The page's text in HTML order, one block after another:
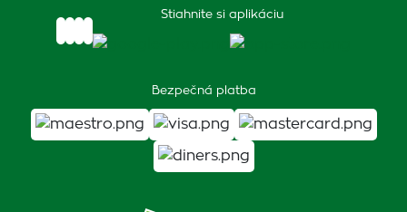
Stiahnite si aplikáciu
Bezpečná platba